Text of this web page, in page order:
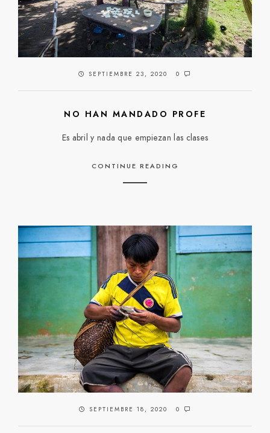
SEPTIEMBRE 23, 2020 0
NO HAN MANDADO PROFE
Es abril y nada que empiezan las clases
CONTINUE READING
SEPTIEMBRE 18, 2020 0